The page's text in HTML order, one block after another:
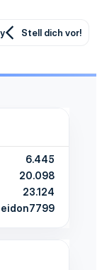
Stell dich vor!
6.445
20.098
23.124